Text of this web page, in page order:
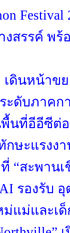
งสรรค์ พ
เดินหน้า
ดับภาคก
นที่อีอีซีต่อ
กษะแรง
“สะพาน
รองรับ
ม่และเด็